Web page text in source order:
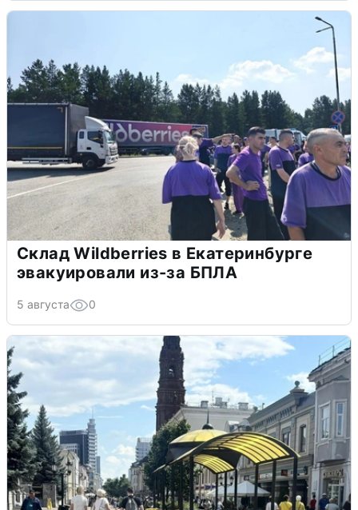
Склад Wildberries в Екатеринбурге
эвакуировали из-за БПЛА
5 августа 0